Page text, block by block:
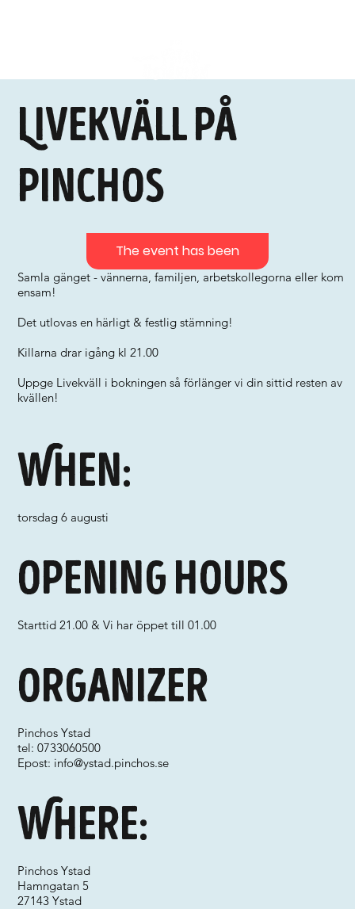
Livekväll på
Pinchos
Samla gänget - vännerna, familjen, arbetskollegorna eller kom
ensam!
Det utlovas en härligt & festlig stämning!
Killarna drar igång kl 21.00
Uppge Livekväll i bokningen så förlänger vi din sittid resten av
kvällen!
When:
torsdag 6 augusti
Where:
Organizer
Pinchos Ystad
tel: 0733060500
Epost: info@ystad.pinchos.se
Pinchos Ystad
Hamngatan 5
27143 Ystad
Opening hours
Starttid 21.00 & Vi har öppet till 01.00
The event has been